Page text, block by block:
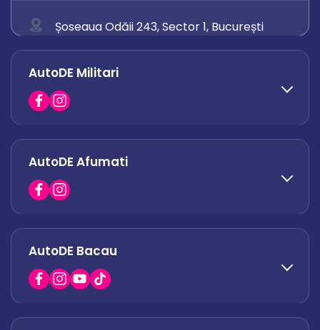
Șoseaua Odăii 243, Sector 1, București
0758 671 921
0742 444 194
office.odaii@autode.ro
AutoDE Militari
0758 338 428
office.militari@autode.ro
AutoDE Afumati
0751 628 054
office.afumati@autode.ro
AutoDE Bacau